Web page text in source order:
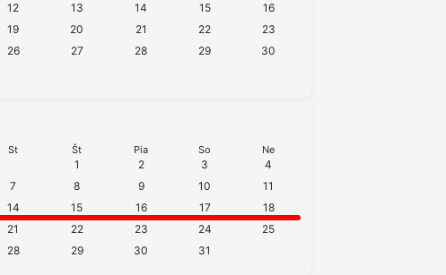
12 13 14 15
16
19 20 21 22
23
26 27 28 29
30
St Št Pia So Ne
1 2 3
4
7 8 9 10
11
14 15 16 17
18
21 22 23 24
25
28 29 30 31